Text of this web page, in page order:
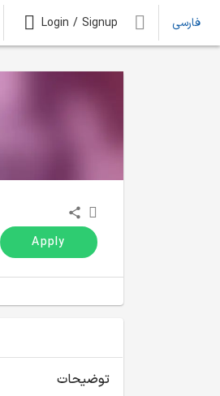
Login / Signup فارسی
Apply
توضیحات